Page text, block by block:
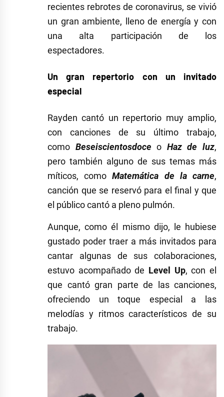
recientes rebrotes de coronavirus, se vivió
un gran ambiente, lleno de energía y con
una alta participación de los
espectadores.
Un gran repertorio con un invitado
especial
Rayden cantó un repertorio muy amplio,
con canciones de su último trabajo,
como Beseiscientosdoce o Haz de luz,
pero también alguno de sus temas más
míticos, comoMatemática de la carne,
canción que se reservó para el final y que
el público cantó a pleno pulmón.
Aunque, como él mismo dijo, le hubiese
gustado poder traer a más invitados para
cantar algunas de sus colaboraciones,
estuvo acompañado de Level Up, con el
que cantó gran parte de las canciones,
ofreciendo un toque especial a las
melodías y ritmos característicos de su
trabajo.